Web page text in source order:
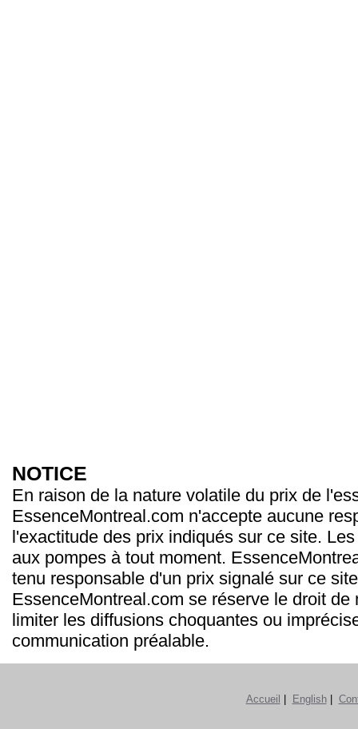
NOTICE
En raison de la nature volatile du prix de
EssenceMontreal.com n'accepte aucune
l'exactitude des prix indiqués sur ce site.
aux pompes à tout moment.
tenu responsable d'un prix signalé sur ce
EssenceMontreal.com se réserve le droit de
limiter les diffusions choquantes ou
communication préalable.
Accueil English|